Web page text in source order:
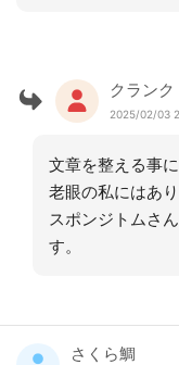
クランク
2025/02/03
文章を整える事
老眼の私にはあ
スポンジトムさ
す。
さくら鯛